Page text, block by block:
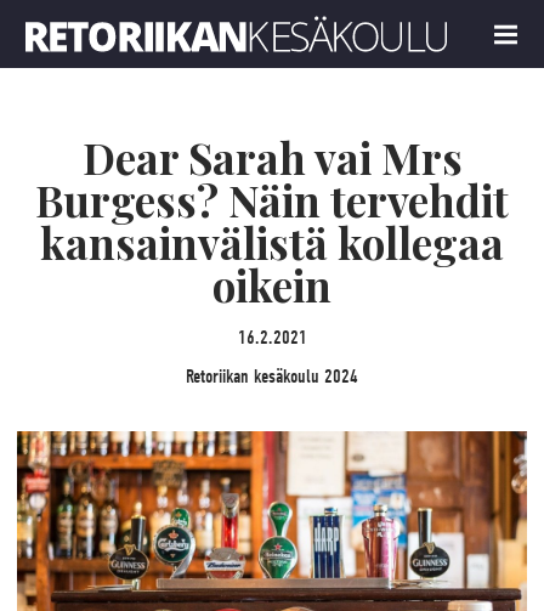
MENU
Dear Sarah vai Mrs
Burgess? Näin tervehdit
kansainvälistä kollegaa
oikein
16.2.2021
Retoriikan kesäkoulu 2024